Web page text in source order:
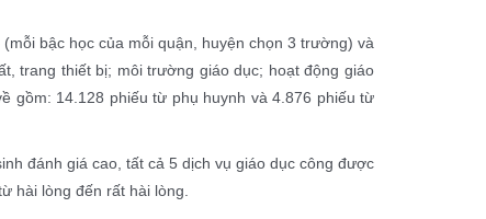
bậc học của mỗi quận, huyện chọn 3 trường) và
trang thiết bị; môi trường giáo dục; hoạt động giáo
gồm: 14.128 phiếu từ phụ huynh và 4.876 phiếu từ
đánh giá cao, tất cả 5 dịch vụ giáo dục công được
hài lòng đến rất hài lòng.